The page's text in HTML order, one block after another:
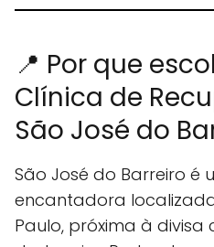
📍 Por que
Clínica de
São José do
São José do Barreiro é
encantadora
Paulo, próxima à